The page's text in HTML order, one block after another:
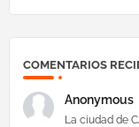
COMENTARIOS
Anonymous
La ciudad de